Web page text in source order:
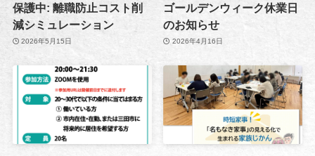
保護中: 離職防止コスト削
減シミュレーション
2026年5月15日
ゴールデンウィーク休業日
のお知らせ
2026年4月16日